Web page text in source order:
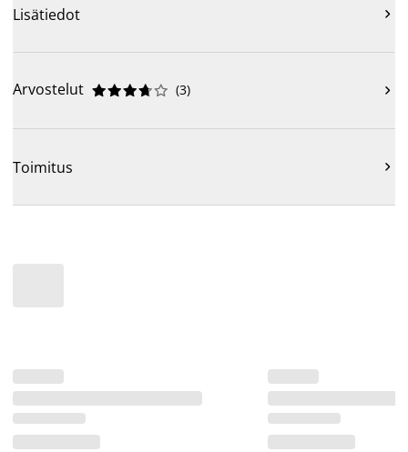
Lisätiedot 
Arvostelut 




 (3) 
Toimitus 